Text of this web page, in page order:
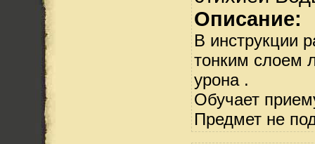
Описание:
В инструкции
тонким слоем
урона .
Обучает
Предмет не